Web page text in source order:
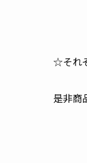
☆それ
是非商